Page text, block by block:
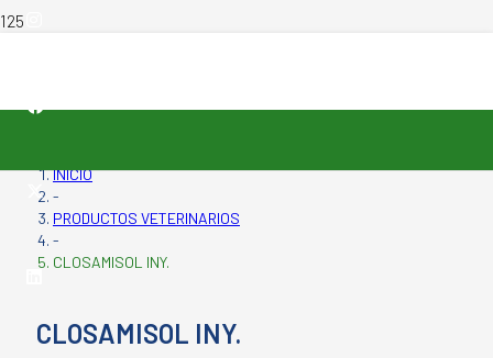
INICIO
-
PRODUCTOS VETERINARIOS
-
CLOSAMISOL INY.
CLOSAMISOL INY.